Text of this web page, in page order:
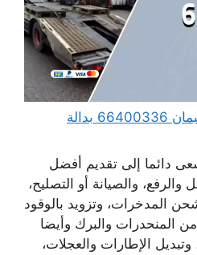
ونش كرين سطحة ام الهيمان 66400336 بدالة
دائما إلى تقديم أفضل
والصيانة أو التصليح،
المدخرات، وتزويد بالوقود
المنحدرات والبرك وأيضا
وتبديل الإطارات والعجلات،